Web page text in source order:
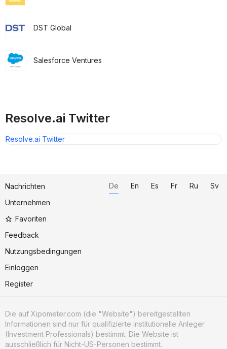
DST Global
Salesforce Ventures
Resolve.ai Twitter
Resolve.ai Twitter
Nachrichten
Unternehmen
Favoriten
Feedback
Nutzungsbedingungen
Einloggen
Register
De En Es Fr Ru Sv
Die auf Xipometer.com (die "Website") bereitgestellten
Informationen sind nur für qualifizierte institutionelle Anleger
(Investment Professionals) bestimmt. Die Website ist
ausschließlich für Nicht-US-Personen bestimmt.